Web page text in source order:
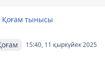
Қоғам тынысы
15:40, 11 қыркүйек 2025